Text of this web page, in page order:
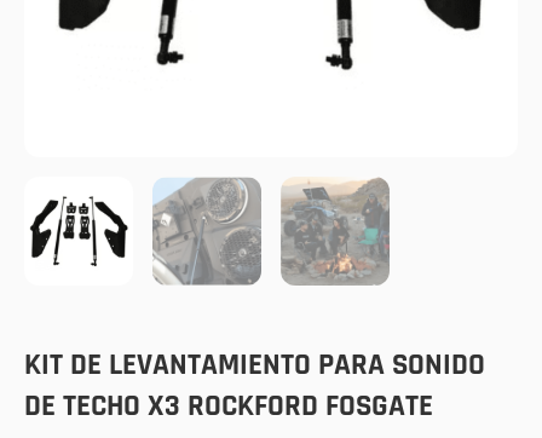
KIT DE LEVANTAMIENTO PARA SONIDO
DE TECHO X3 ROCKFORD FOSGATE